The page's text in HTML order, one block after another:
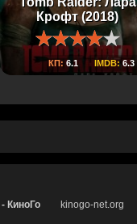
Крофт (2018)
КП: 6.1 IMDB: 6.3
КиноГо kinogo-net.org